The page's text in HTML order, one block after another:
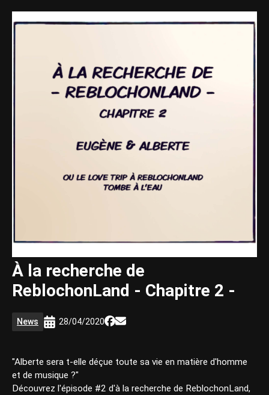
À la recherche de
ReblochonLand - Chapitre 2 -
News 28/04/2020
"Alberte sera t-elle déçue toute sa vie en matière d'homme
et de musique ?"
Découvrez l'épisode #2 d'à la recherche de ReblochonLand,